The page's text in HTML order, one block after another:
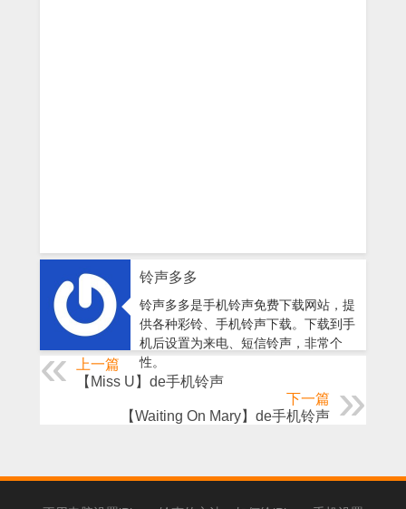
铃声多多
铃声多多是手机铃声免费下载网站，提
供各种彩铃、手机铃声下载。下载到手
机后设置为来电、短信铃声，非常个
性。
上一篇
【Miss U】de手机铃声
下一篇
【Waiting On Mary】de手机铃声